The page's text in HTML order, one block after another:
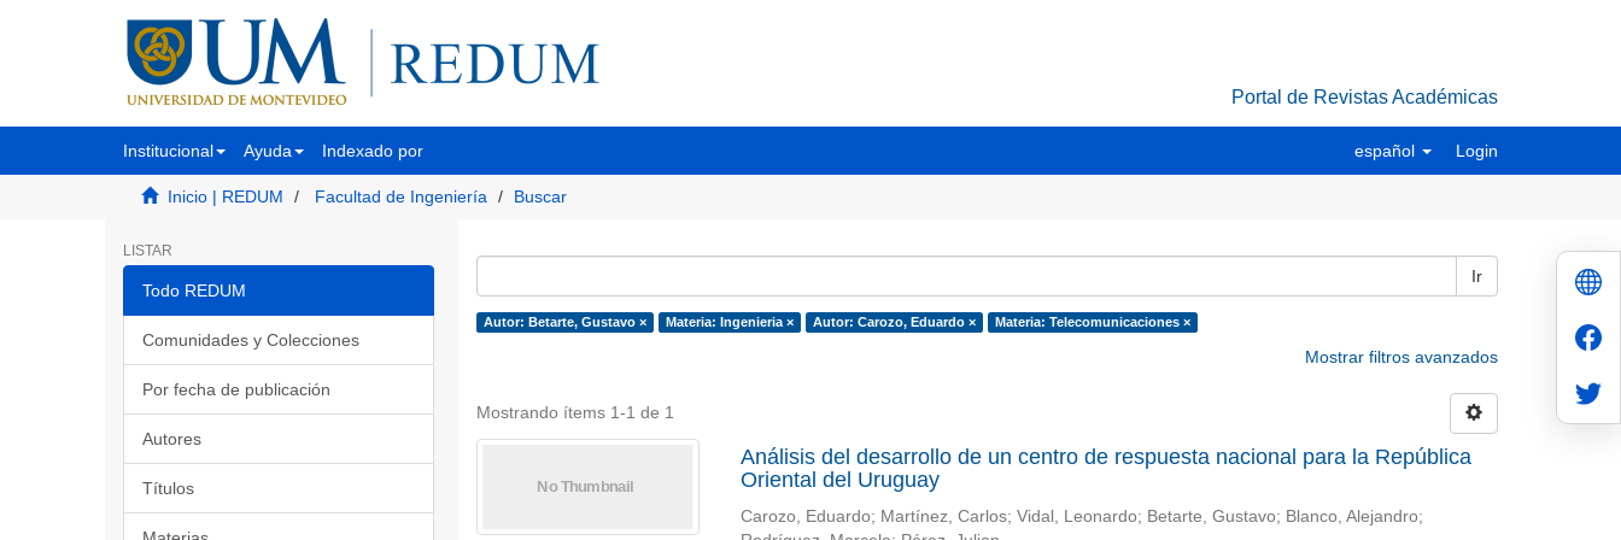
Portal de Revistas Académicas
Institucional Ayuda Indexado por español Login
Inicio | REDUM Facultad de Ingeniería Buscar
LISTAR
Todo REDUM
Comunidades y Colecciones
Por fecha de publicación
Autores
Títulos
Ir
Autor: Betarte, Gustavo × Materia: Ingenieria × Autor: Carozo, Eduardo × Materia: Telecomunicaciones ×
Mostrar filtros avanzados
Mostrando ítems 1-1 de 1
Análisis del desarrollo de un centro de respuesta nacional para la República
Oriental del Uruguay
Carozo, Eduardo; Martínez, Carlos; Vidal, Leonardo; Betarte, Gustavo; Blanco, Alejandro;